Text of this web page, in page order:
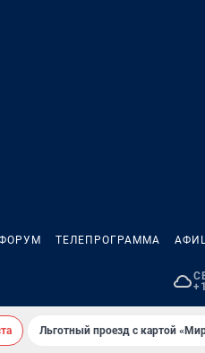
ТЕЛЕПРОГРАММА
Льготный проезд с картой